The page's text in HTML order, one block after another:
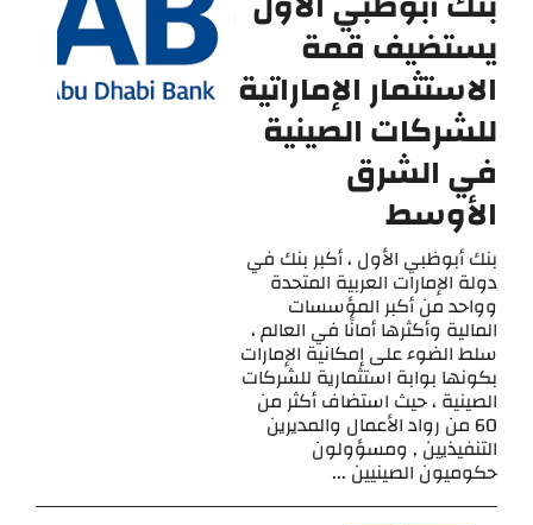
يستضيف قمة
الاستثمار الإماراتية
للشركات الصينية
في الشرق
الأوسط
بنك أبوظبي الأول ، أكبر بنك في
دولة الإمارات العربية المتحدة
وواحد من أكبر المؤسسات
المالية وأكثرها أمانًا في العالم ،
سلط الضوء على إمكانية الإمارات
بكونها بوابة استثمارية للشركات
الصينية ، حيث استضاف أكثر من
60 من رواد الأعمال والمديرين
التنفيذيين , ومسؤولون
حكوميون الصينيين ...